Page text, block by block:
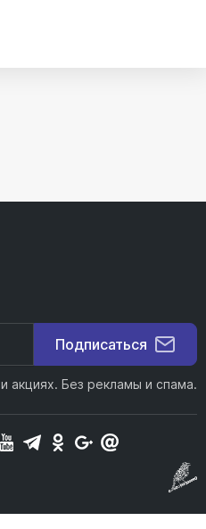
Подписаться
акциях. Без рекламы и спама.